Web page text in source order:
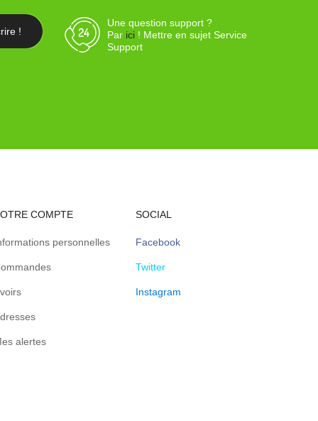
Une question support ?
Par ici ! Mettre en sujet Service
Support
COMPTE
personnelles
alertes
SOCIAL
Facebook
Twitter
Instagram